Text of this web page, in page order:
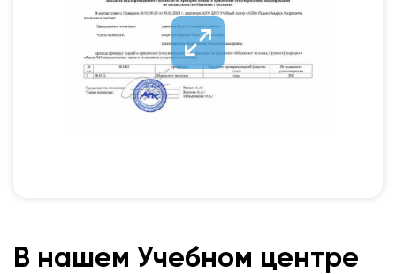
В нашем Учебном центре